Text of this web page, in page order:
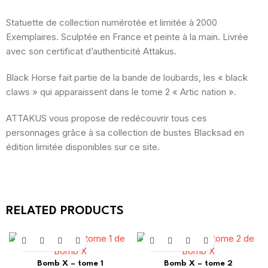
Statuette de collection numérotée et limitée à 2000
Exemplaires. Sculptée en France et peinte à la main. Livrée
avec son certificat d’authenticité Attakus.
Black Horse fait partie de la bande de loubards, les « black
claws » qui apparaissent dans le tome 2 « Artic nation ».
ATTAKUS vous propose de redécouvrir tous ces
personnages grâce à sa collection de bustes Blacksad en
édition limitée disponibles sur ce site.
RELATED PRODUCTS
Bomb X – tome 1 Bomb X – tome 2